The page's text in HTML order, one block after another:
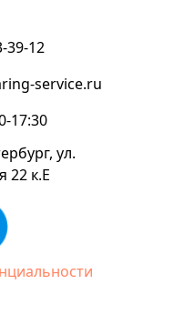
39-12
service.ru
ул.
22 к.Е
17:30